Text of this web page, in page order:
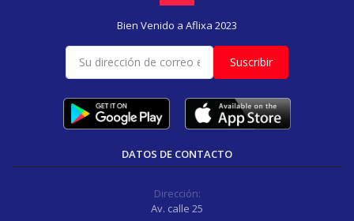
Bien Venido a Aflixa 2023
Suscribir
DATOS DE CONTACTO
Dirección:
Av. calle 25